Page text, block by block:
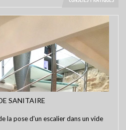
SANITAIRE
la pose d'un escalier dans un vide